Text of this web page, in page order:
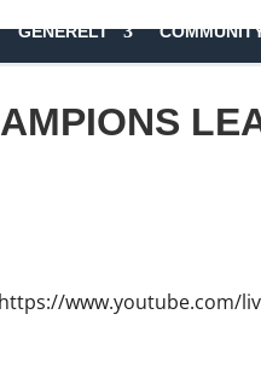
GENERELT
www.youtube.com/